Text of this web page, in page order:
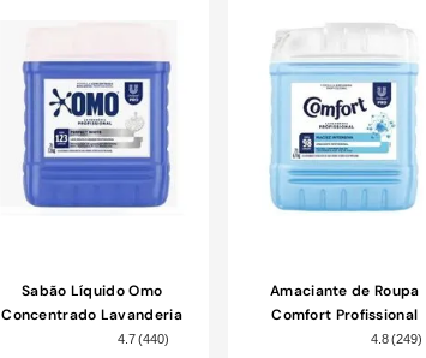
Sabão Líquido Omo
Concentrado Lavanderia
Profissional Perfect White
4.7(440)
Amaciante de Roupa
Comfort Profissional
Original Pro Galão 7L
4.8(249)